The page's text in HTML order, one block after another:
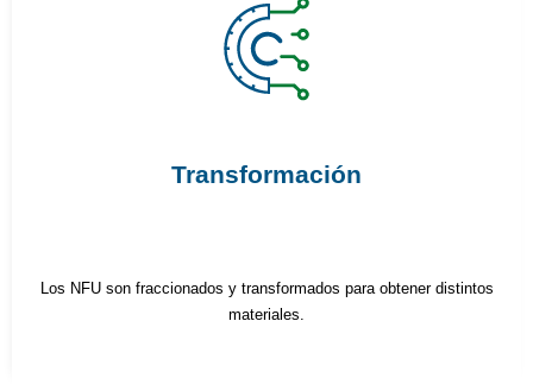
Transformación
Los NFU son fraccionados y transformados para obtener distintos
materiales.